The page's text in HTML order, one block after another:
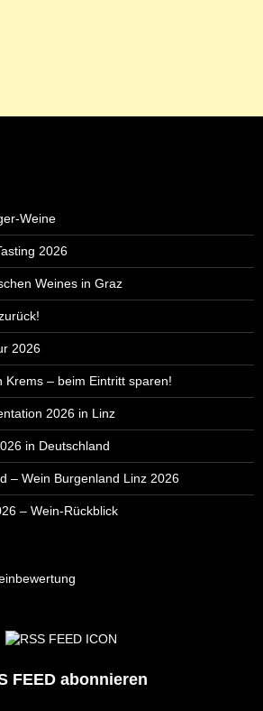
Weine
2026
Weines in Graz
2026
Krems – beim Eintritt sparen!
2026 in Linz
in Deutschland
– Wein Burgenland Linz 2026
– Wein-Rückblick
FEED abonnieren